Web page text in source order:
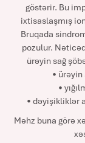
göstərir. Bu
ixtisaslaşmış
Bruqada
pozulur.
ürəyin sağ
•
•
• dəyişikliklər
Məhz buna görə